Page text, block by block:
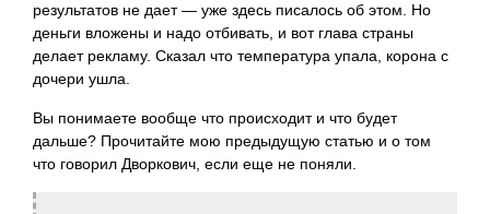
результатов не дает — уже здесь писалось об этом. Но
деньги вложены и надо отбивать, и вот глава страны
делает рекламу. Сказал что температура упала, корона с
дочери ушла.
Вы понимаете вообще что происходит и что будет
дальше? Прочитайте мою предыдущую статью и о том
что говорил Дворкович, если еще не поняли.